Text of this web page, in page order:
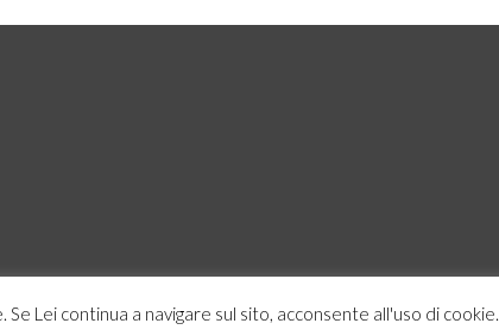
Lei continua a navigare sul sito, acconsente all'uso di cookie.